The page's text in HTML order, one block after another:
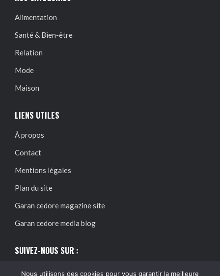
Alimentation
Santé & Bien-être
Relation
Mode
Maison
LIENS UTILES
À propos
Contact
Mentions légales
Plan du site
Garan cedore magazine site
Garan cedore media blog
SUIVEZ-NOUS SUR :
Nous utilisons des cookies pour vous garantir la meilleure